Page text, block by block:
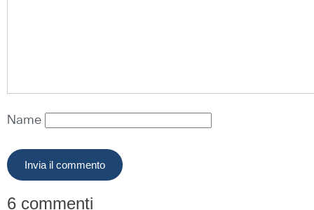
Name
6 commenti